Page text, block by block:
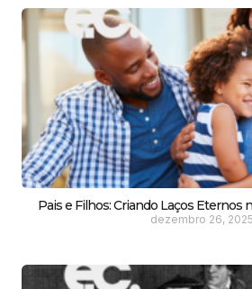
Pais e Filhos: Criando Laços Eternos
dezembro 26, 2025